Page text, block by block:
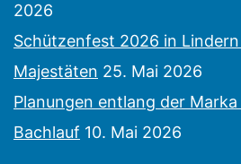
2026
Schützenfest 2026 in
Majestäten 25. Mai 2026
Planungen entlang der
Bachlauf 10. Mai 2026